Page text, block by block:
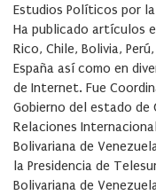
Estudios Políticos por
Ha publicado artículos
Rico, Chile, Bolivia,
España así como en
de Internet. Fue
Gobierno del estado de
Relaciones
Bolivariana de
la Presidencia de
Bolivariana de